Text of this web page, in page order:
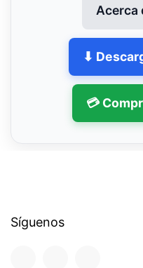
Acerca
⬇
💳
Síguenos